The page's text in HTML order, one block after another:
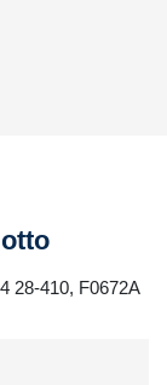
28-410, F0672A